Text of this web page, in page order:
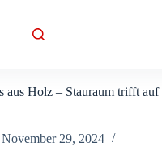
aus Holz – Stauraum trifft auf
November 29, 2024